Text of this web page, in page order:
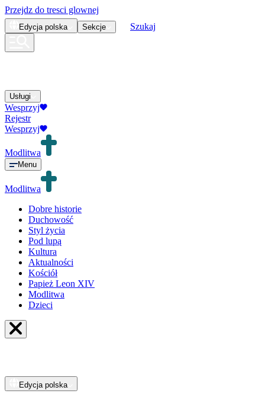
Przejdz do tresci glownej
Edycja polska Sekcje Szukaj
Usługi
Wesprzyj
Rejestr
Wesprzyj
Modlitwa
Menu
Modlitwa
Dobre historie
Duchowość
Styl życia
Pod lupą
Kultura
Aktualności
Kościół
Papież Leon XIV
Modlitwa
Dzieci
Edycja polska